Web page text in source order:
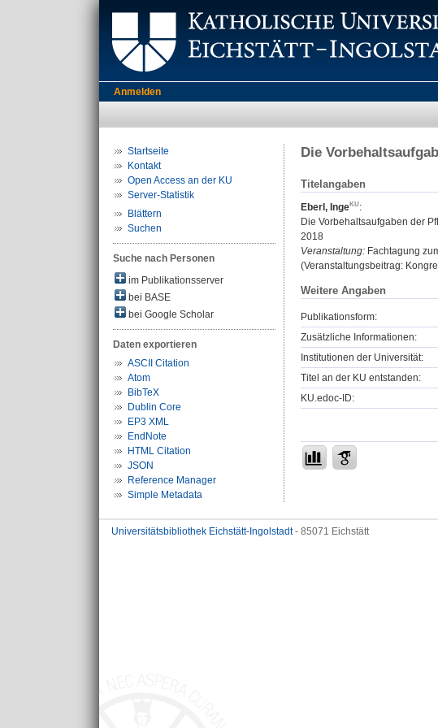
Anmelden
Startseite
Kontakt
Open Access an der KU
Server-Statistik
Blättern
Suchen
Suche nach Personen
im Publikationsserver
bei BASE
bei Google Scholar
Daten exportieren
ASCII Citation
Atom
BibTeX
Dublin Core
EP3 XML
EndNote
HTML Citation
JSON
Reference Manager
Simple Metadata
Die
Titelangaben
Eberl, Inge
:
Die Vorbehaltsaufgaben der
2018
Veranstaltung: Fachtagung
(Veranstaltungsbeitrag:
Weitere Angaben
Publikationsform:
Zusätzliche Informationen:
Institutionen der Universität:
Titel an der KU entstanden:
KU.edoc-ID:
Universitätsbibliothek Eichstätt-Ingolstadt- 85071 Eichstätt